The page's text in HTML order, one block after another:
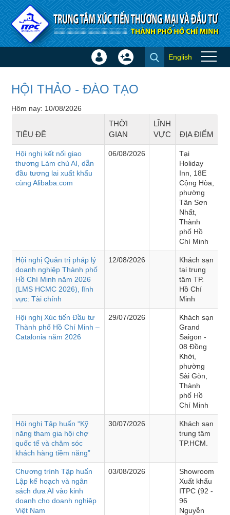
Truy cập nội dung luôn
Sự kiện
Đăng
Tạo
English
HỘI THẢO - ĐÀO TẠO
Hôm nay: 10/08/2026
TIÊU ĐỀ
THỜI
GIAN
LĨNH
VỰC
ĐỊA ĐIỂM
Hội nghị kết nối giao
thương Làm chủ AI, dẫn
đầu tương lai xuất khẩu
cùng Alibaba.com
06/08/2026
Tại
Holiday
Inn, 18E
Cộng Hòa,
phường
Tân Sơn
Nhất,
Thành
phố Hồ
Chí Minh
Hội nghị Quản trị pháp lý
doanh nghiệp Thành phố
Hồ Chí Minh năm 2026
(LMS HCMC 2026), lĩnh
vực: Tài chính
12/08/2026
Khách sạn
tại trung
tâm TP.
Hồ Chí
Minh
Hội nghị Xúc tiến Đầu tư
Thành phố Hồ Chí Minh –
Catalonia năm 2026
29/07/2026
Khách sạn
Grand
Saigon -
08 Đồng
Khởi,
phường
Sài Gòn,
Thành
phố Hồ
Chí Minh
Hội nghị Tập huấn “Kỹ
năng tham gia hội chợ
quốc tế và chăm sóc
khách hàng tiềm năng”
30/07/2026
Khách sạn
trung tâm
TP.HCM.
Chương trình Tập huấn
Lập kế hoạch và ngân
sách đưa AI vào kinh
doanh cho doanh nghiệp
Việt Nam
03/08/2026
Showroom
Xuất khẩu
ITPC (92 -
96
Nguyễn